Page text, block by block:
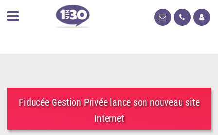
Fiducée Gestion Privée lance son nouveau site
Internet